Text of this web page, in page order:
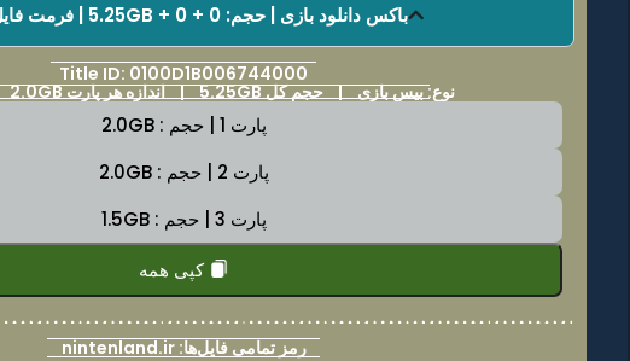
باکس دانلود بازی | حجم: 5.25GB + 0 + 0 | فرمت فایل: NSP
Title ID: 0100D1B006744000
نوع: بیس بازی | حجم کل 5.25GB | اندازه هر پارت 2.0GB | ورژن v0
پارت 1 | حجم : 2.0GB
پارت 2 | حجم : 2.0GB
پارت 3 | حجم : 1.5GB
کپی همه
رمز تمامی فایل‌ها: nintenland.ir